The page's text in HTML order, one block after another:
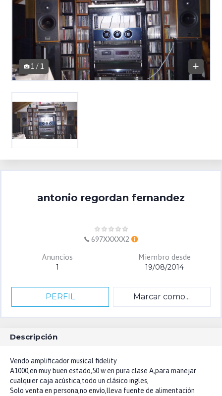
1 / 1
antonio regordan fernandez
697XXXXX2
Anuncios
1
Miembro desde
19/08/2014
PERFIL Marcar como...
Descripción
Vendo amplificador musical fidelity
A1000,en muy buen estado,50 w en pura clase A,para manejar
cualquier caja acústica,todo un clásico ingles,
Solo venta en persona,no envío,lleva fuente de alimentación